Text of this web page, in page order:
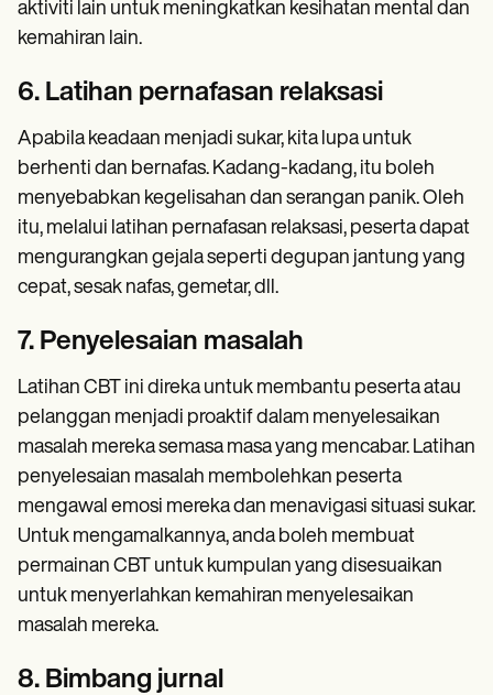
aktiviti lain untuk meningkatkan kesihatan mental dan
kemahiran lain.
6. Latihan pernafasan relaksasi
Apabila keadaan menjadi sukar, kita lupa untuk
berhenti dan bernafas. Kadang-kadang, itu boleh
menyebabkan kegelisahan dan serangan panik. Oleh
itu, melalui latihan pernafasan relaksasi, peserta dapat
mengurangkan gejala seperti degupan jantung yang
cepat, sesak nafas, gemetar, dll.
7. Penyelesaian masalah
Latihan CBT ini direka untuk membantu peserta atau
pelanggan menjadi proaktif dalam menyelesaikan
masalah mereka semasa masa yang mencabar. Latihan
penyelesaian masalah membolehkan peserta
mengawal emosi mereka dan menavigasi situasi sukar.
Untuk mengamalkannya, anda boleh membuat
permainan CBT untuk kumpulan yang disesuaikan
untuk menyerlahkan kemahiran menyelesaikan
masalah mereka.
8. Bimbang jurnal